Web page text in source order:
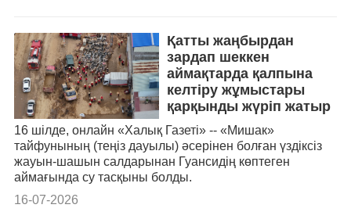
Қатты жаңбырдан
зардап шеккен
аймақтарда қалпына
келтіру жұмыстары
қарқынды жүріп жатыр
16 шілде, онлайн «Халық Газеті» -- «Мишак»
тайфунының (теңіз дауылы) әсерінен болған үздіксіз
жауын-шашын салдарынан Гуансидің көптеген
аймағында су тасқыны болды.
16-07-2026